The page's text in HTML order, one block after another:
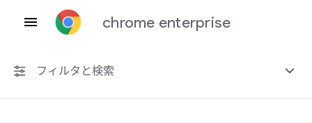
chrome enterprise
フィルタと検索